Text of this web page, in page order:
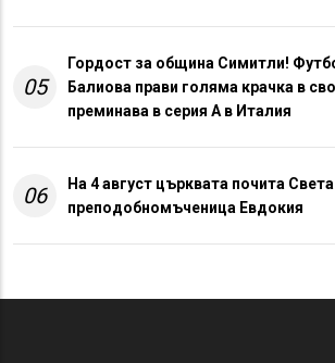
05
Гордост за община Симитли!
Балиова прави голяма крачка в
преминава в серия А в Италия
06
На 4 август църквата почита Света
преподобномъченица Евдокия